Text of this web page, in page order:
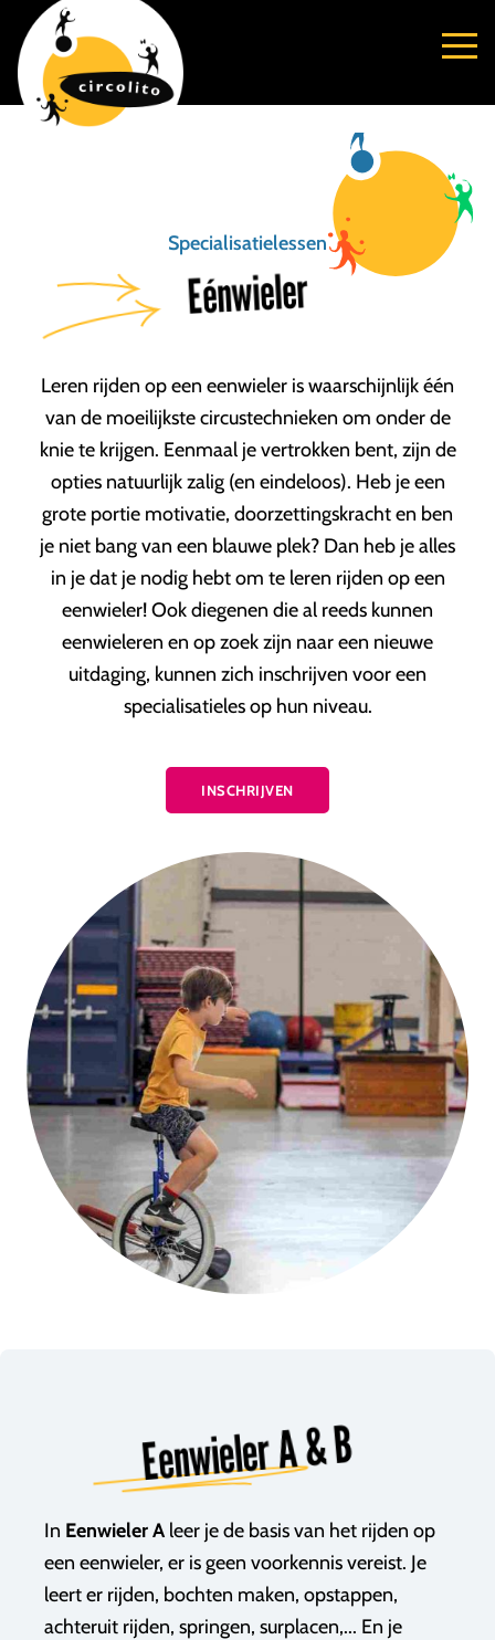
Specialisatielessen
Eénwieler
Leren rijden op een eenwieler is waarschijnlijk één
van de moeilijkste circustechnieken om onder de
knie te krijgen. Eenmaal je vertrokken bent, zijn de
opties natuurlijk zalig (en eindeloos). Heb je een
grote portie motivatie, doorzettingskracht en ben
je niet bang van een blauwe plek? Dan heb je alles
in je dat je nodig hebt om te leren rijden op een
eenwieler! Ook diegenen die al reeds kunnen
eenwieleren en op zoek zijn naar een nieuwe
uitdaging, kunnen zich inschrijven voor een
specialisatieles op hun niveau.
INSCHRIJVEN
Eenwieler A & B
In Eenwieler A leer je de basis van het rijden op
een eenwieler, er is geen voorkennis vereist. Je
leert er rijden, bochten maken, opstappen,
achteruit rijden, springen, surplacen,... En je